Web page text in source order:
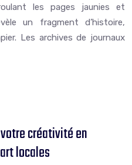
les pages jaunies et
un fragment d’histoire,
Les archives de journaux
créativité en
locales